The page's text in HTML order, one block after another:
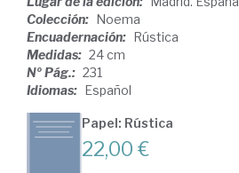
Colección: Noema
Encuadernación: Rústica
Medidas: 24 cm
Nº Pág.: 231
Idiomas: Español
Papel: Rústica
22,00 €